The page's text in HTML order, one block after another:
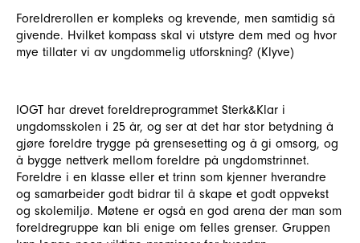
Foreldrerollen er kompleks og krevende, men samtidig så
givende. Hvilket kompass skal vi utstyre dem med og hvor
mye tillater vi av ungdommelig utforskning? (Klyve)
IOGT har drevet foreldreprogrammet Sterk&Klar i
ungdomsskolen i 25 år, og ser at det har stor betydning å
gjøre foreldre trygge på grensesetting og å gi omsorg, og
å bygge nettverk mellom foreldre på ungdomstrinnet.
Foreldre i en klasse eller et trinn som kjenner hverandre
og samarbeider godt bidrar til å skape et godt oppvekst
og skolemiljø. Møtene er også en god arena der man som
foreldregruppe kan bli enige om felles grenser. Gruppen